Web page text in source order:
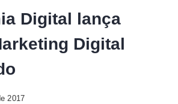
Digital lança
Digital
2017